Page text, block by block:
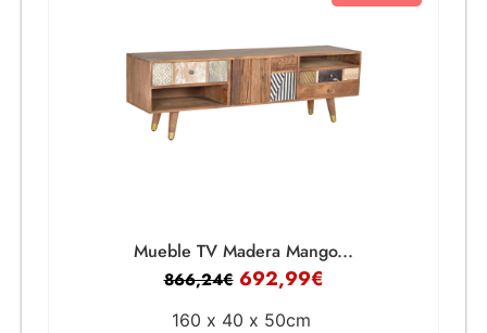
Mueble TV Madera Mango...
866,24€ 692,99€
160 x 40 x 50cm